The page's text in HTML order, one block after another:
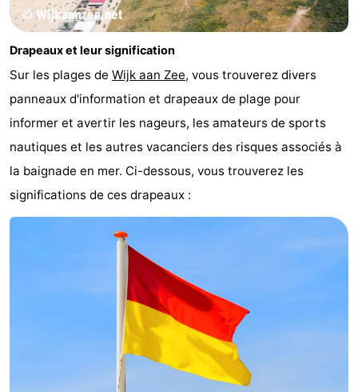
Drapeaux et leur signification
Sur les plages de Wijk aan Zee, vous trouverez divers
panneaux d'information et drapeaux de plage pour
informer et avertir les nageurs, les amateurs de sports
nautiques et les autres vacanciers des risques associés à
la baignade en mer. Ci-dessous, vous trouverez les
significations de ces drapeaux :